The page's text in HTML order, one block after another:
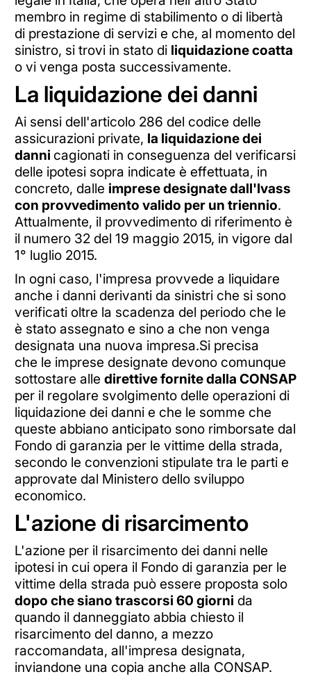
membro in regime di stabilimento o di libertà
di prestazione di servizi e che, al momento del
sinistro, si trovi in stato di liquidazione coatta
o vi venga posta successivamente.
La liquidazione dei danni
Ai sensi dell'articolo 286 del codice delle
assicurazioni private, la liquidazione dei
danni cagionati in conseguenza del verificarsi
delle ipotesi sopra indicate è effettuata, in
concreto, dalle imprese designate dall'Ivass
con provvedimento valido per un triennio.
Attualmente, il provvedimento di riferimento è
il numero 32 del 19 maggio 2015, in vigore dal
1° luglio 2015.
In ogni caso, l'impresa provvede a liquidare
anche i danni derivanti da sinistri che si sono
verificati oltre la scadenza del periodo che le
è stato assegnato e sino a che non venga
designata una nuova impresa.Si precisa
che le imprese designate devono comunque
sottostare alle direttive fornite dalla CONSAP
per il regolare svolgimento delle operazioni di
liquidazione dei danni e che le somme che
queste abbiano anticipato sono rimborsate dal
Fondo di garanzia per le vittime della strada,
secondo le convenzioni stipulate tra le parti e
approvate dal Ministero dello sviluppo
economico.
L'azione di risarcimento
L'azione per il risarcimento dei danni nelle
ipotesi in cui opera il Fondo di garanzia per le
vittime della strada può essere proposta solo
dopo che siano trascorsi 60 giorni da
quando il danneggiato abbia chiesto il
risarcimento del danno, a mezzo
raccomandata, all'impresa designata,
inviandone una copia anche alla CONSAP.